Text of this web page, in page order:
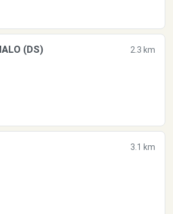
(DS)
2.3 km
3.1 km